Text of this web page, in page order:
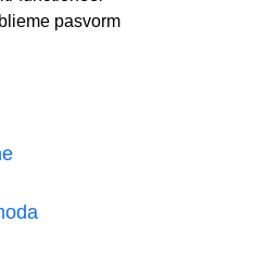
pasvorm